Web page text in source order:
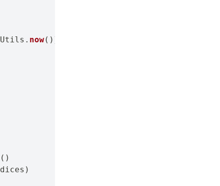
. now( ) }
( )
)